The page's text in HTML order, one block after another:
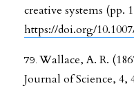
creative systems (pp.
https://doi.org/
Wallace, A. R.
Journal of Science, 4,